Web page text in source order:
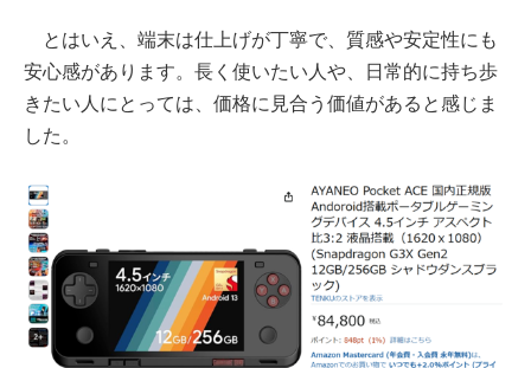
とはいえ、端末は仕上げが丁寧で、質感や安定性にも
安心感があります。長く使いたい人や、日常的に持ち歩
きたい人にとっては、価格に見合う価値があると感じま
した。